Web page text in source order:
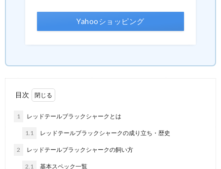
Yahooショッピング
目次
1 レッドテールブラックシャークとは
1.1 レッドテールブラックシャークの成り立ち・歴史
2 レッドテールブラックシャークの飼い方
2.1 基本スペック一覧